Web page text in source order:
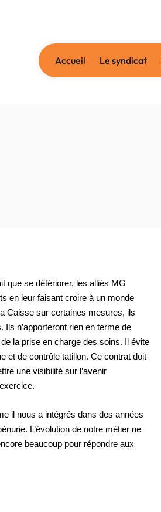
Accueil Le syndicat
que se détériorer, les alliés MG
en leur faisant croire à un monde
Caisse sur certaines mesures, ils
n’apporteront rien en terme de
la prise en charge des soins. Il évite
et de contrôle tatillon. Ce contrat doit
une visibilité sur l’avenir
il nous a intégrés dans des années
L’évolution de notre métier ne
beaucoup pour répondre aux